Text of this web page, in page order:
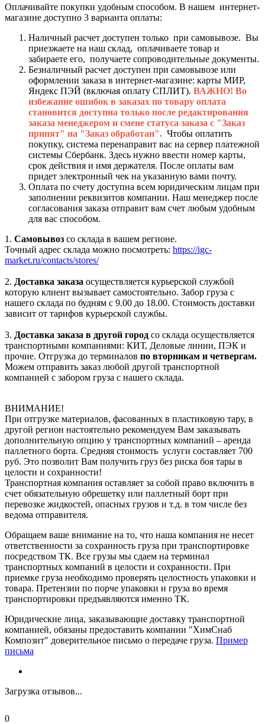
Оплачивайте покупки удобным способом. В нашем интернет-
магазине доступно 3 варианта оплаты:
Наличный расчет доступен только при самовывозе. Вы
приезжаете на наш склад, оплачиваете товар и
забираете его, получаете сопроводительные документы.
Безналичный расчет доступен при самовывозе или
оформлении заказа в интернет-магазине: карты МИР,
Яндекс ПЭЙ (включая оплату СПЛИТ). ВАЖНО! Во
избежание ошибок в заказах по товару оплата
становится доступна только после редактирования
заказа менеджером и смене статуса заказа с "Заказ
принят" на "Заказ обработан". Чтобы оплатить
покупку, система перенаправит вас на сервер платежной
системы Сбербанк. Здесь нужно ввести номер карты,
срок действия и имя держателя. После оплаты вам
придет электронный чек на указанную вами почту.
Оплата по счету доступна всем юридическим лицам при
заполнении реквизитов компании. Наш менеджер после
согласования заказа отправит вам счет любым удобным
для вас способом.
1. Самовывоз со склада в вашем регионе.
Точный адрес склада можно посмотреть: https://igc-
market.ru/contacts/stores/
2. Доставка заказа осуществляется курьерской службой
которую клиент вызывает самостоятельно. Забор груза с
нашего склада по будням с 9.00 до 18.00. Стоимость доставки
зависит от тарифов курьерской службы.
3. Доставка заказа в другой город со склада осуществляется
транспортными компаниями: КИТ, Деловые линии, ПЭК и
прочие. Отгрузка до терминалов по вторникам и четвергам.
Можем отправить заказ любой другой транспортной
компанией с забором груза с нашего склада.
ВНИМАНИЕ!
При отгрузке материалов, фасованных в пластиковую тару, в
другой регион настоятельно рекомендуем Вам заказывать
дополнительную опцию у транспортных компаний – аренда
паллетного борта. Средняя стоимость услуги составляет 700
руб. Это позволит Вам получить груз без риска боя тары в
целости и сохранности!
Транспортная компания оставляет за собой право включить в
счет обязательную обрешетку или паллетный борт при
перевозке жидкостей, опасных грузов и т.д. в том числе без
ведома отправителя.
Обращаем ваше внимание на то, что наша компания не несет
ответственности за сохранность груза при транспортировке
посредством ТК. Все грузы мы сдаем на терминал
транспортных компаний в целости и сохранности. При
приемке груза необходимо проверять целостность упаковки и
товара. Претензии по порче упаковки и груза во время
транспортировки предъявляются именно ТК.
Юридические лица, заказывающие доставку транспортной
компанией, обязаны предоставить компании "ХимСнаб
Композит" доверительное письмо о передаче груза. Пример
письма
Загрузка отзывов...
0